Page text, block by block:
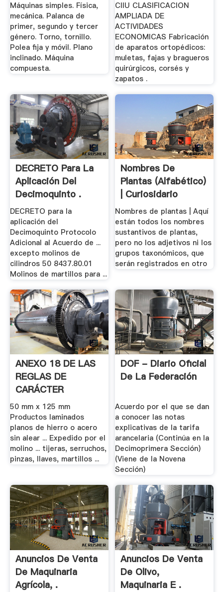
Máquinas simples. Física,
mecánica. Palanca de
primer, segundo y tercer
género. Torno, tornillo.
Polea fija y móvil. Plano
inclinado. Máquina
compuesta.
CIIU CLASIFICACION
AMPLIADA DE
ACTIVIDADES
ECONOMICAS Fabricación
de aparatos ortopédicos:
muletas, fajas y bragueros
quirúrgicos, corsés y
zapatos .
DECRETO Para La
Aplicación Del
Decimoquinto .
DECRETO para la
aplicación del
Decimoquinto Protocolo
Adicional al Acuerdo de ...
excepto molinos de
cilindros 50 8437.80.01
Molinos de martillos para ...
Nombres De
Plantas (alfabético)
| Curiosidario
Nombres de plantas | Aquí
están todos los nombres
sustantivos de plantas,
pero no los adjetivos ni los
grupos taxonómicos, que
serán registrados en otro
ANEXO 18 DE LAS
REGLAS DE
CARÁCTER
GENERAL
50 mm x 125 mm
Productos laminados
planos de hierro o acero
sin alear ... Expedido por el
molino ... tijeras, serruchos,
pinzas, llaves, martillos ...
DOF - Diario Oficial
De La Federación
Acuerdo por el que se dan
a conocer las notas
explicativas de la tarifa
arancelaria (Continúa en la
Decimoprimera Sección)
(Viene de la Novena
Sección)
Anuncios De Venta
De Maquinaria
Agrícola, .
Anuncios De Venta
De Olivo,
Maquinaria E .